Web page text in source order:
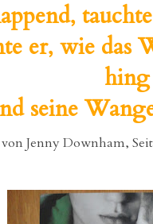
er, wie das
hing
seine
Jenny Downham,